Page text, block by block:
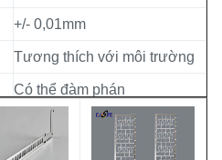
+/- 0,01mm
Tương thích với môi trường
Có thể đàm phán
Vàng, bạc, thiếc, Nickel
plating